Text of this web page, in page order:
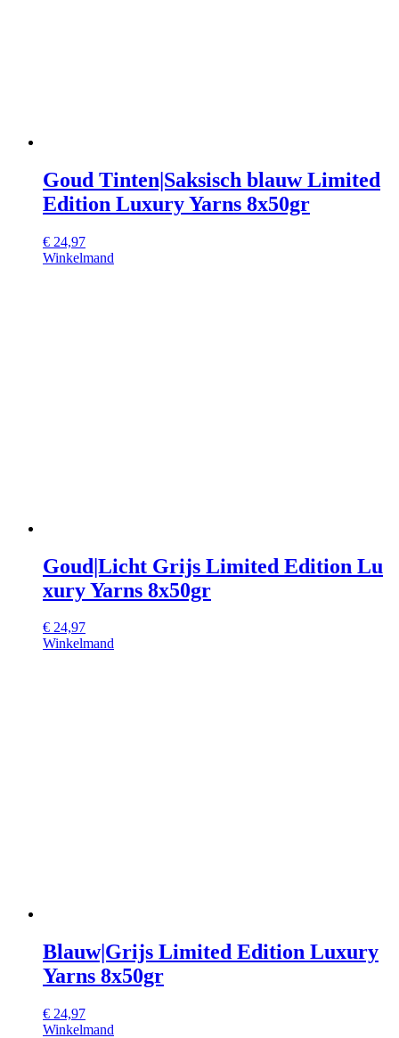
Goud Tinten|Saksisch blauw Limited
Edition Luxury Yarns 8x50gr
€ 24,97
Winkelmand
Goud|Licht Grijs Limited Edition Lu
xury Yarns 8x50gr
€ 24,97
Winkelmand
Blauw|Grijs Limited Edition Luxury
Yarns 8x50gr
€ 24,97
Winkelmand